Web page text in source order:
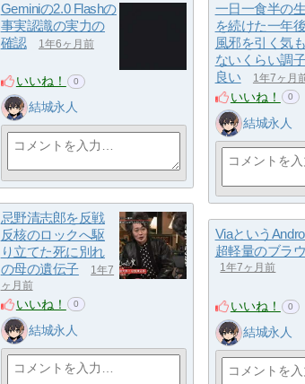
Geminiの2.0 Flashの
事実認識の実力の
確認
1年6ヶ月前
いいね！ 0
結城永人
一日一食半の
を続けた一年
風邪を引く気
ないくらい調
良い
1年7ヶ月
いいね！ 0
結城永人
忌野清志郎を反戦
反核のロックへ駆
り立てた死に別れ
の母の遺伝子
1年7
ヶ月前
いいね！ 0
結城永人
Viaという
超軽量のブラ
1年7ヶ月前
いいね！ 0
結城永人